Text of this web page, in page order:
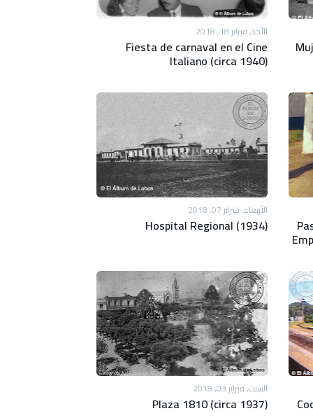
الأحد, فبراير 18, 2018
Fiesta de carnaval en el Cine
Italiano (circa 1940)
الأربعاء, فبراير 07, 2018
Hospital Regional (1934)
السبت, فبراير 03, 2018
Plaza 1810 (circa 1937)